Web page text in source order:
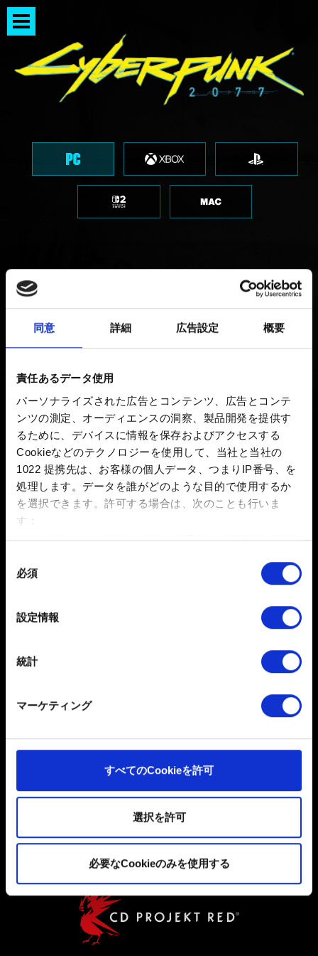
同意 詳細 広告設定 概要
責任あるデータ使用
パーソナライズされた広告とコンテンツ、広告とコンテ
ンツの測定、オーディエンスの洞察、製品開発を提供す
るために、デバイスに情報を保存およびアクセスする
Cookieなどのテクノロジーを使用して、当社と当社の
1022 提携先は、お客様の個人データ、つまりIP番号、を
処理します。データを誰がどのような目的で使用するか
を選択できます。 許可する場合は、次のことも行いま
す：
数メートル以内の誤差の地理的な位置情報を収集
特定の特性（フィンガープリント）を積極的にス
詳細セクション
で個人データの処理方法と設定を行って
ください。「Cookie宣言」からいつでも同意を変更また
だくために必要なものです。その他のCookieは、ウェブ
サイトの品質向上のために、オプションとして技術的お
た、ソーシャルメディア上などでお客様が興味を持ちそ
うなコンテンツをお届けするために、一部のCookieをパ
これらのオプションが有効になることはありません。
細は、下記の「設定」メニューでご確認ください。
必須
設定情報
統計
マーケティング
すべてのCookieを許可
選択を許可
必要なCookieのみを使用する
サイバーパンク2077 インタ
ラクティブマップ - ガイドコー
ドの利用方法
新着 1年前 更新 1年前
コードの利用方法に関してはこちらをご参照ください。
なお、本機能はGOG Galaxyで『サイバーパンク2077』
をプレイされている方のみご利用いただけます。
ユーザー同意書
プライバシーポリシー
クッキーポリシー